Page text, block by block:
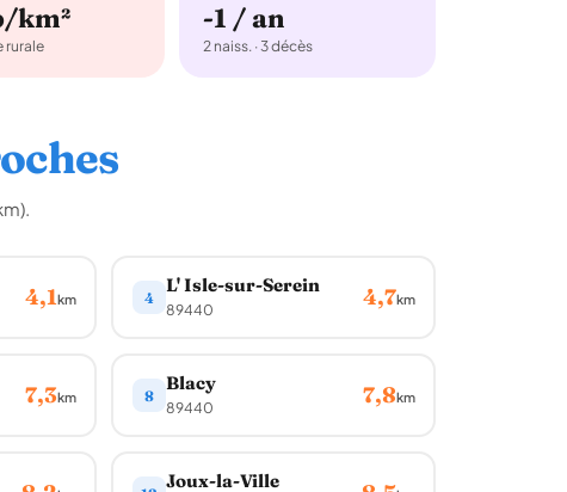
km²
rurale
-1 / an
2 naiss. · 3 décès
4,1km 4
L' Isle-sur-Serein
89440 4,7km
7,3km 8
Blacy
89440 7,8km
Joux-la-Ville